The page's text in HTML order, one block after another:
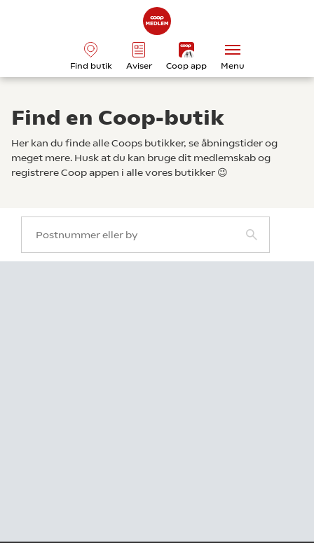
Find butik Aviser Coop app Menu
Find en Coop-butik
Her kan du finde alle Coops butikker, se åbningstider og
meget mere. Husk at du kan bruge dit medlemskab og
registrere Coop appen i alle vores butikker 😉